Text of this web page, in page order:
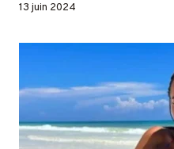
13 juin 2024